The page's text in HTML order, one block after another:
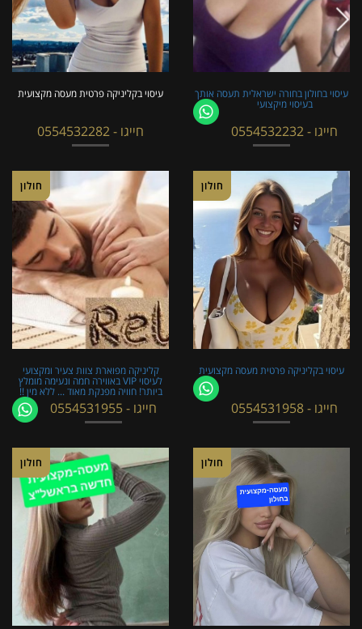
עיסוי בקליניקה פרטית מעסה מקצועית
חייגו - 0554532282
עיסוי בחולון בחורה ישראלית תעסה אותך
בעיסוי מיקצועי
חייגו - 0554532232
חולון
קליניקה מפוארת צוות צעיר ומקצועי
לעיסוי VIP באווירה חמה ונעימה מומלץ
ביותר! חוויה מפנקת מאוד ... ללא מין !!
חייגו - 0554531955
חולון
עיסוי בקליניקה פרטית מעסה מקצועית
חייגו - 0554531958
חולון חולון